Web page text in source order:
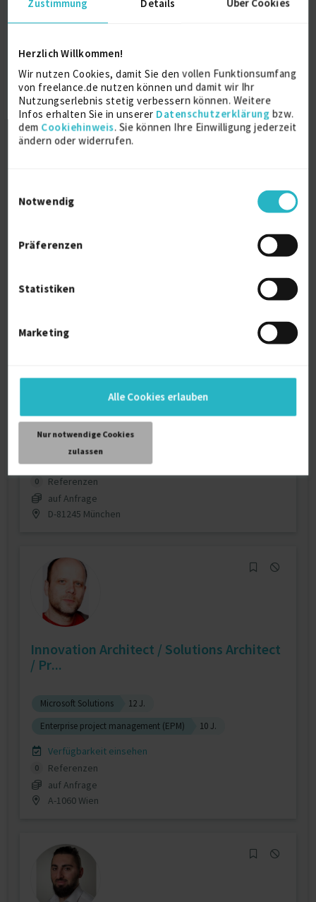
Herzlich Willkommen!
Wir nutzen Cookies, damit Sie den vollen Funktionsumfang
von freelance.de nutzen können und damit wir Ihr
Nutzungserlebnis stetig verbessern können. Weitere
Infos erhalten Sie in unserer Datenschutzerklärung bzw.
dem Cookiehinweis. Sie können Ihre Einwilligung jederzeit
ändern oder widerrufen.
Notwendig
Präferenzen
Statistiken
Marketing
Alle Cookies erlauben
Nur notwendige Cookies
zulassen
Trainer
It-Beratung
18 J.
IT Service Management (ITSM)
16 J.
IT-Strategieberatung
16 J.
D-82194 Gröbenzell
IT Consulting,
Projektmanagement
10 J.
Projektmanagement (IT)
10 J.
Compliance management
Verfügbarkeit einsehen
0
Referenzen
auf Anfrage
D-81245 München
Innovation Architect / Solutions Architect
/ Pr...
Microsoft Solutions
12 J.
Enterprise project management (EPM)
10 J.
Verfügbarkeit einsehen
0
Referenzen
auf Anfrage
A-1060 Wien